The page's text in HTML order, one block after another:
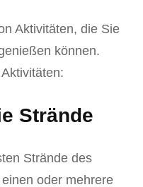
Aktivitäten, die Sie
können.
Strände
Strände des
oder mehrere